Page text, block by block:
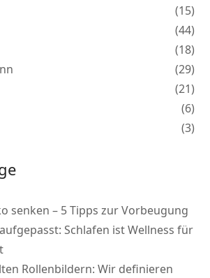
(15)
(44)
(18)
(29)
(21)
(6)
(3)
senken – 5 Tipps zur Vorbeugung
Schlafen ist Wellness für
Rollenbildern: Wir definieren